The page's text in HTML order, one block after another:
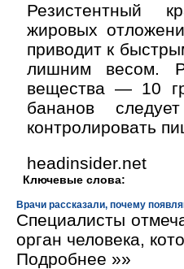
Резистентный
жировых
приводит к
лишним весом.
вещества — 10
бананов
контролировать
headinsider.net
Ключевые слова:
Врачи рассказали, почему
Специалисты
орган человека,
Подробнее »»